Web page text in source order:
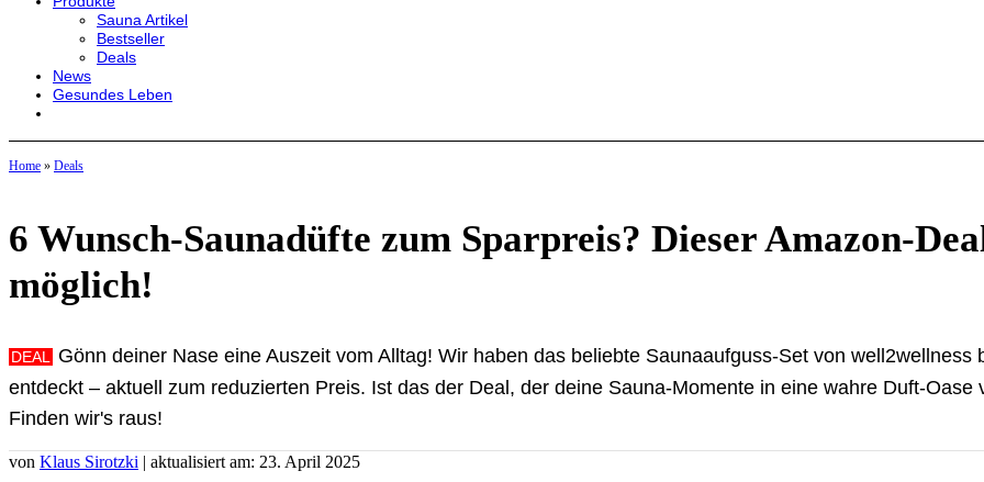
Sauna Artikel
Bestseller
Deals
News
Gesundes Leben
Home » Deals
6 Wunsch-Saunadüfte zum Sparpreis? Dieser Amazon-
möglich!
DEAL
Gönn deiner Nase eine Auszeit vom Alltag! Wir haben das beliebte Saunaaufguss-Set von well2wellness
entdeckt – aktuell zum reduzierten Preis. Ist das der Deal, der deine Sauna-Momente in eine wahre Duft-Oase
Finden wir's raus!
von Klaus Sirotzki | aktualisiert am: 23. April 2025